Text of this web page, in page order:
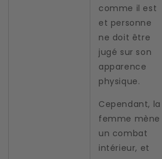
comme il est
et personne
ne doit être
jugé sur son
apparence
physique.
Cependant, la
femme mène
un combat
intérieur, et